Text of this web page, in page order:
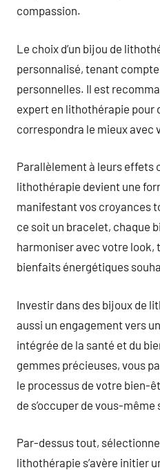
compassion.
Le choix d’un bijou de
personnalisé, tenant
personnelles. Il est
expert en lithothérapie pour
correspondra le mieux avec
Parallèlement à leurs effets
lithothérapie devient une
manifestant vos croyances
ce soit un bracelet, chaque
harmoniser avec votre look,
bienfaits énergétiques
Investir dans des bijoux de
aussi un engagement vers
intégrée de la santé et du
gemmes précieuses, vous
le processus de votre bien-
de s’occuper de vous-
Par-dessus tout,
lithothérapie s’avère initier